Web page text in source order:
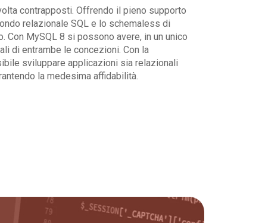
contrapposti. Offrendo il pieno supporto
relazionale SQL e lo schemaless di
Con MySQL 8 si possono avere, in un unico
di entrambe le concezioni. Con la
sviluppare applicazioni sia relazionali
la medesima affidabilità.